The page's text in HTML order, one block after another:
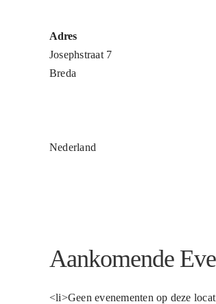
Adres
Josephstraat 7
Breda
Nederland
Aankomende
<li>Geen evenementen op deze